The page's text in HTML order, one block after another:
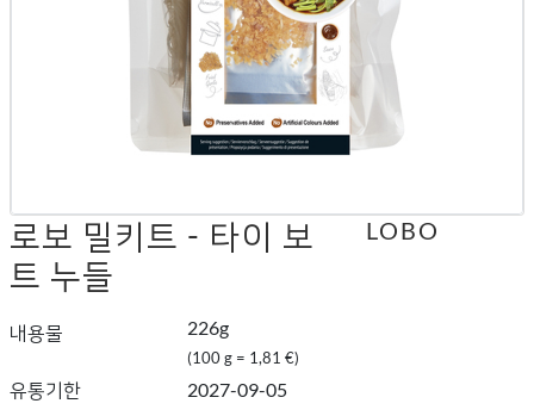
로보 밀키트 - 타이 보
트 누들
내용물 226g
(100 g = 1,81 €)
유통기한
2027-09-05
LOBO